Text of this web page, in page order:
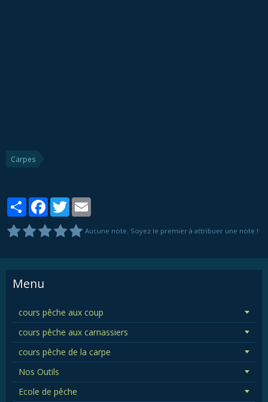
Carpes
PartagerFacebook
Twitter
Aucune note. Soyez le premier à attribuer une note !
Menu
cours pêche aux coup
cours pêche aux carnassiers
cours pêche de la carpe
Nos Outils
Ecole de pêche